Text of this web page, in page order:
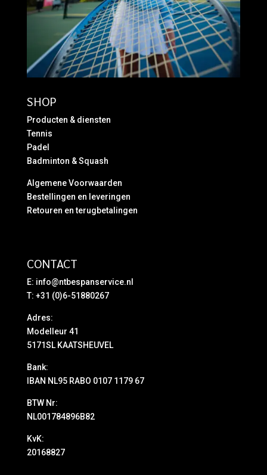
SHOP
Producten & diensten
Tennis
Padel
Badminton & Squash
Algemene Voorwaarden
Bestellingen en leveringen
Retouren en terugbetalingen
CONTACT
E: info@ntbespanservice.nl
T: +31 (0)6-51880267
Adres:
Modelleur 41
5171SL KAATSHEUVEL
Bank:
IBAN NL95 RABO 0107 1179 67
BTW Nr:
NL001784896B82
KvK:
20168827